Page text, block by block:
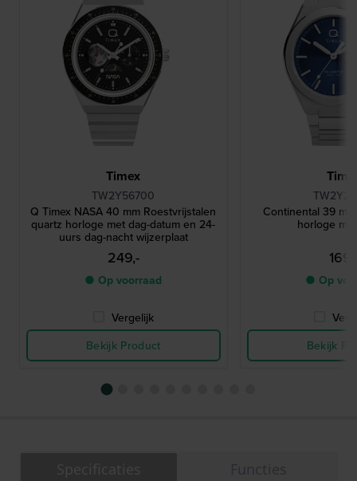
Timex
TW2Y56700
Q Timex NASA 40 mm Roestvrijstalen
quartz horloge met dag-datum en 24-
uurs dag-nacht wijzerplaat
249,-
● Op voorraad
Vergelijk
Bekijk Product
Continental 39
horloge
● Op
Bekijk